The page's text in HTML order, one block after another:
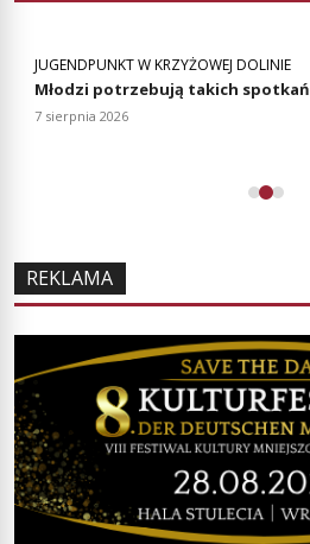
JUGENDPUNKT W KRZYŻOWEJ DOLINIE
Młodzi potrzebują takich spotkań
7 sierpnia 2026
REKLAMA